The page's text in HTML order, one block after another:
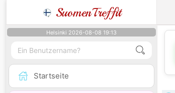
SuomenTreffit
Helsinki 2026-08-08 19:13
Startseite